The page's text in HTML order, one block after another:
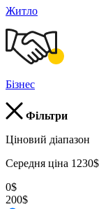
Житло
Бізнес
Фільтри
Ціновий діапазон
Середня ціна 1230$
0$
200$